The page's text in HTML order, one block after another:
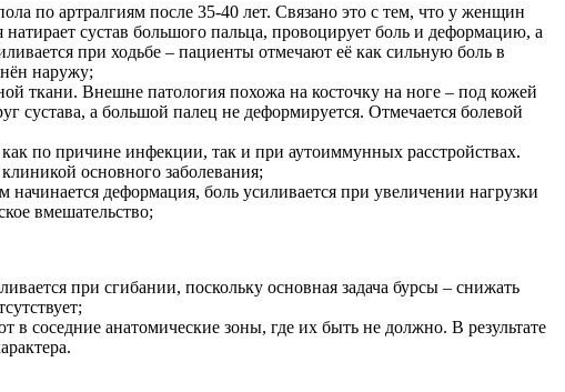
по артралгиям после 35-40 лет. Связано это с тем, что у женщин
сустав большого пальца, провоцирует боль и деформацию, а
при ходьбе – пациенты отмечают её как сильную боль в
наружу;
ткани. Внешне патология похожа на косточку на ноге – под кожей
сустава, а большой палец не деформируется. Отмечается болевой
по причине инфекции, так и при аутоиммунных расстройствах.
основного заболевания;
начинается деформация, боль усиливается при увеличении нагрузки
вмешательство;
при сгибании, поскольку основная задача бурсы – снижать
соседние анатомические зоны, где их быть не должно. В результате